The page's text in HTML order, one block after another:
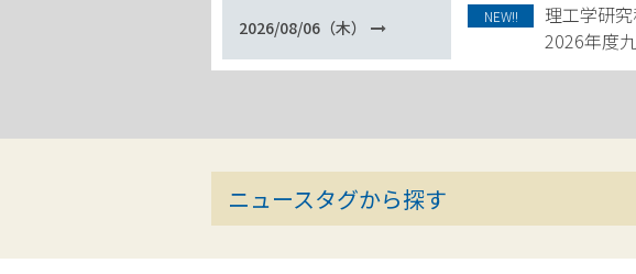
2026/08/06（木）
NEW!!
理工学研
2026年度
ニュースタグから探す